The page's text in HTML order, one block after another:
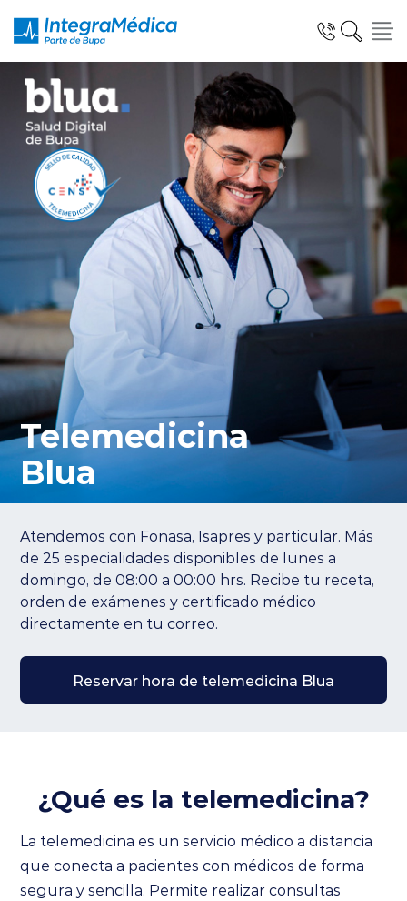
Especialidades y Servicios
Telemedicina Blua
Clínicas Dentales
Planes y Convenios
Pacientes Fonasa
Reserva de Horas
Mi Portal Bupa
modo claro
Telemedicina
Blua
Atendemos con Fonasa, Isapres y particular. Más
de 25 especialidades disponibles de lunes a
domingo, de 08:00 a 00:00 hrs. Recibe tu receta,
orden de exámenes y certificado médico
directamente en tu correo.
Reservar hora de telemedicina Blua
¿Qué es la telemedicina?
La telemedicina es un servicio médico a distancia
que conecta a pacientes con médicos de forma
segura y sencilla. Permite realizar consultas